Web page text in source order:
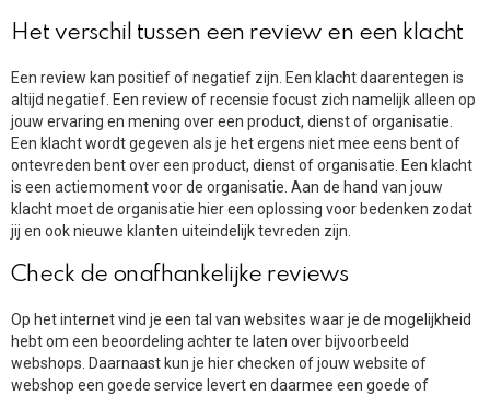
Het verschil tussen een review en een klacht
Een review kan positief of negatief zijn. Een klacht daarentegen is
altijd negatief. Een review of recensie focust zich namelijk alleen op
jouw ervaring en mening over een product, dienst of organisatie.
Een klacht wordt gegeven als je het ergens niet mee eens bent of
ontevreden bent over een product, dienst of organisatie. Een klacht
is een actiemoment voor de organisatie. Aan de hand van jouw
klacht moet de organisatie hier een oplossing voor bedenken zodat
jij en ook nieuwe klanten uiteindelijk tevreden zijn.
Check de onafhankelijke reviews
Op het internet vind je een tal van websites waar je de mogelijkheid
hebt om een beoordeling achter te laten over bijvoorbeeld
webshops. Daarnaast kun je hier checken of jouw website of
webshop een goede service levert en daarmee een goede of